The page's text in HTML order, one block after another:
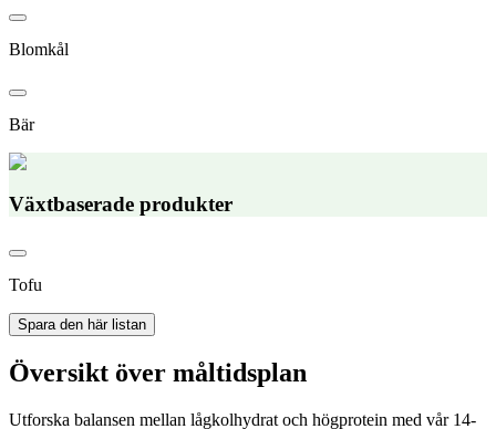
Blomkål
Bär
Växtbaserade produkter
Tofu
Spara den här listan
Översikt över måltidsplan
Utforska balansen mellan lågkolhydrat och högprotein med vår 14-